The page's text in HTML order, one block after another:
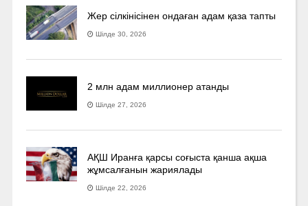
Жер сілкінісінен ондаған адам қаза тапты
Шілде 30, 2026
2 млн адам миллионер атанды
Шілде 27, 2026
АҚШ Иранға қарсы соғыста қанша ақша
жұмсалғанын жариялады
Шілде 22, 2026